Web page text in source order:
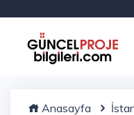
Anasayfa